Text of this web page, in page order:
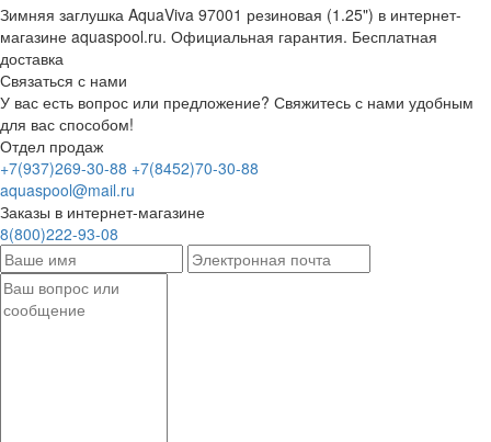
Зимняя заглушка AquaViva 97001 резиновая (1.25") в интернет-
магазине aquaspool.ru. Официальная гарантия. Бесплатная
доставка
Связаться с нами
У вас есть вопрос или предложение? Свяжитесь с нами удобным
для вас способом!
Отдел продаж
+7(937)269-30-88 +7(8452)70-30-88
aquaspool@mail.ru
Заказы в интернет-магазине
8(800)222-93-08